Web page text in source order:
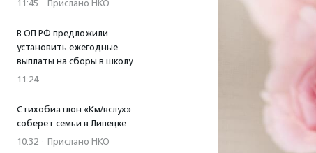
11:45 · Прислано НКО
В ОП РФ предложили
установить ежегодные
выплаты на сборы в школу
11:24
Стихобиатлон «Км/вслух»
соберет семьи в Липецке
10:32 · Прислано НКО